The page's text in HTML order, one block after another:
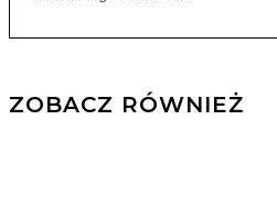
ZOBACZ RÓWNIEŻ